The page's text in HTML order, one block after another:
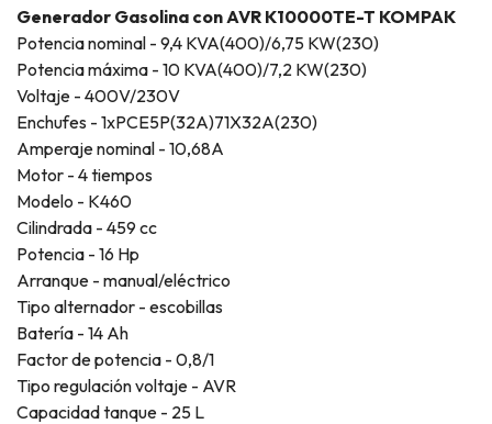
Generador Gasolina con AVR K10000TE-T KOMPAK
Potencia nominal - 9,4 KVA(400)/6,75 KW(230)
Potencia máxima - 10 KVA(400)/7,2 KW(230)
Voltaje - 400V/230V
Enchufes - 1xPCE5P(32A)71X32A(230)
Amperaje nominal - 10,68A
Motor - 4 tiempos
Modelo - K460
Cilindrada - 459 cc
Potencia - 16 Hp
Arranque - manual/eléctrico
Tipo alternador - escobillas
Batería - 14 Ah
Factor de potencia - 0,8/1
Tipo regulación voltaje - AVR
Capacidad tanque - 25 L